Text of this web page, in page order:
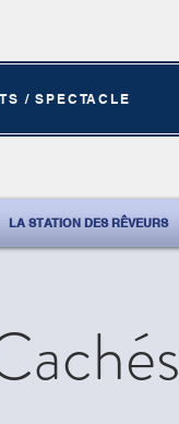
/ SPECTACLE
LA STATION DES RÊVEURS